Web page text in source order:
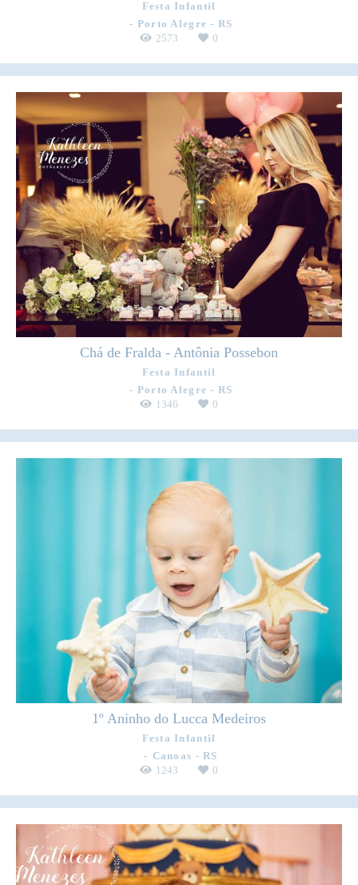
Festa Infantil
Porto Alegre - RS
2573 0
Chá de Fralda - Antônia Possebon
Festa Infantil
Porto Alegre - RS
1346 0
1º Aninho do Lucca Medeiros
Festa Infantil
Canoas - RS
1243 0